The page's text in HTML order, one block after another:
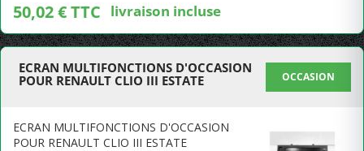
50,02 € TTC livraison incluse
ECRAN MULTIFONCTIONS D'OCCASION
POUR RENAULT CLIO III ESTATE
OCCASION
ECRAN MULTIFONCTIONS D'OCCASION
POUR RENAULT CLIO III ESTATE